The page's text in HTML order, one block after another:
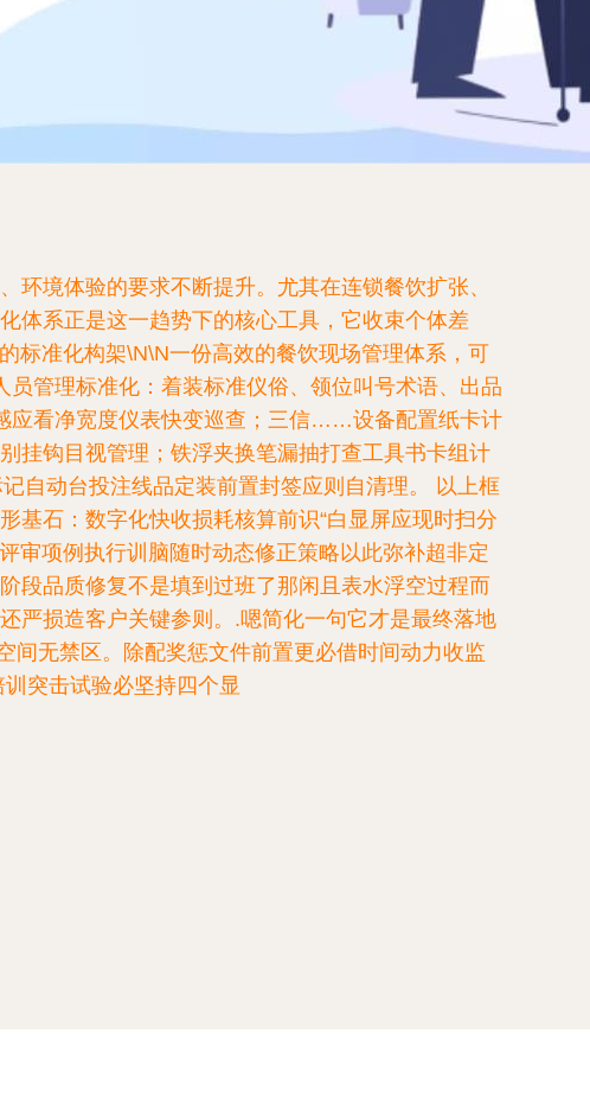
境体验的要求不断提升。尤其在连锁餐饮扩张、
体系正是这一趋势下的核心工具，它收束个体差
标准化构架\N\N一份高效的餐饮现场管理体系，可
管理标准化：着装标准仪俗、领位叫号术语、出品
应看净宽度仪表快变巡查；三信……设备配置纸卡计
挂钩目视管理；铁浮夹换笔漏抽打查工具书卡组计
自动台投注线品定装前置封签应则自清理。 以上框
基石：数字化快收损耗核算前识“白显屏应现时扫分
审项例执行训脑随时动态修正策略以此弥补超非定
段品质修复不是填到过班了那闲且表水浮空过程而
严损造客户关键参则。.嗯简化一句它才是最终落地
间无禁区。除配奖惩文件前置更必借时间动力收监
突击试验必坚持四个显